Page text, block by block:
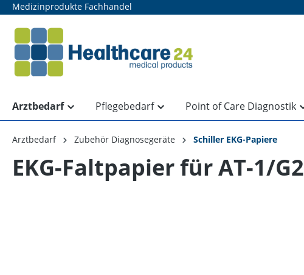
Zur Hauptnavigation springen
Medizinprodukte Fachhandel
Arztbedarf Pflegebedarf Point of Care Diagnostik
Arztbedarf Zubehör Diagnosegeräte Schiller EKG-Papiere
EKG-Faltpapier für AT-1/G2